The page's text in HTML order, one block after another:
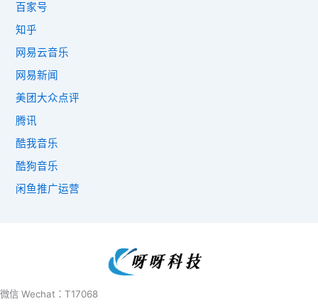
百家号
知乎
网易云音乐
网易新闻
美团大众点评
腾讯
酷我音乐
酷狗音乐
闲鱼推广运营
微信 Wechat：T17068